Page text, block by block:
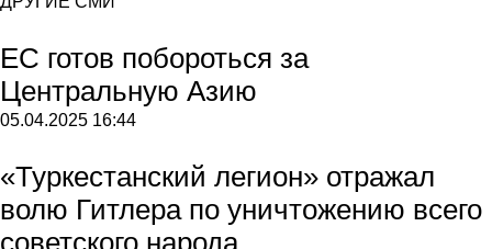
ЕС готов побороться за
Центральную Азию
05.04.2025 16:44
«Туркестанский легион» отражал
волю Гитлера по уничтожению всего
советского народа